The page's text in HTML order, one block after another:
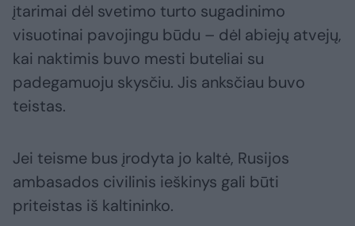
įtarimai dėl svetimo turto sugadinimo
visuotinai pavojingu būdu – dėl abiejų atvejų,
kai naktimis buvo mesti buteliai su
padegamuoju skysčiu. Jis anksčiau buvo
teistas.
Jei teisme bus įrodyta jo kaltė, Rusijos
ambasados civilinis ieškinys gali būti
priteistas iš kaltininko.